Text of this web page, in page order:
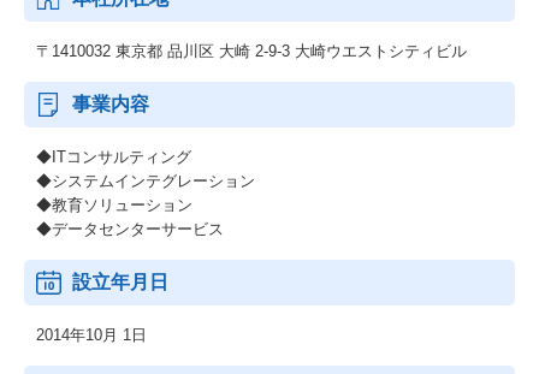
〒1410032 東京都 品川区 大崎 2-9-3 大崎ウエストシティビル
事業内容
◆ITコンサルティング
◆システムインテグレーション
◆教育ソリューション
◆データセンターサービス
設立年月日
2014年10月 1日